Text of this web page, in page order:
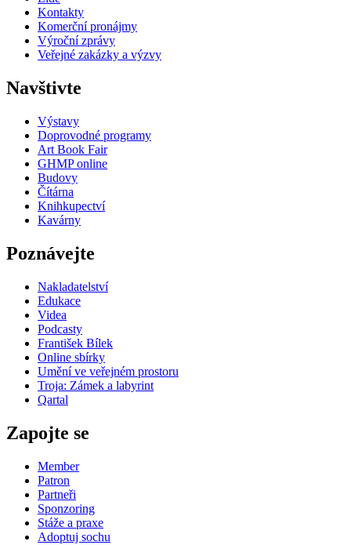
Kontakty
Komerční pronájmy
Výroční zprávy
Veřejné zakázky a výzvy
Navštivte
Výstavy
Doprovodné programy
Art Book Fair
GHMP online
Budovy
Čítárna
Knihkupectví
Kavárny
Poznávejte
Nakladatelství
Edukace
Videa
Podcasty
František Bílek
Online sbírky
Umění ve veřejném prostoru
Troja: Zámek a labyrint
Qartal
Zapojte se
Member
Patron
Partneři
Sponzoring
Stáže a praxe
Adoptuj sochu